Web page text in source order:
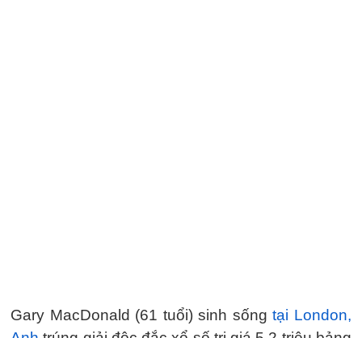
Gary MacDonald (61 tuổi) sinh sốngtại London,